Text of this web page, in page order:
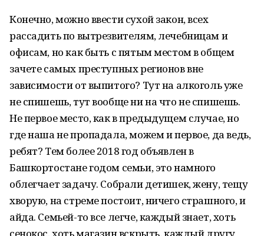
Конечно, можно ввести сухой закон, всех
рассадить по вытрезвителям, лечебницам и
офисам, но как быть с пятым местом в общем
зачете самых преступных регионов вне
зависимости от выпитого? Тут на алкоголь уже
не спишешь, тут вообще ни на что не спишешь.
Не первое место, как в предыдущем случае, но
где наша не пропадала, можем и первое, да ведь,
ребят? Тем более 2018 год объявлен в
Башкортостане годом семьи, это намного
облегчает задачу. Собрали детишек, жену, тещу
хворую, на стреме постоит, ничего страшного, и
айда. Семьей-то все легче, каждый знает, хоть